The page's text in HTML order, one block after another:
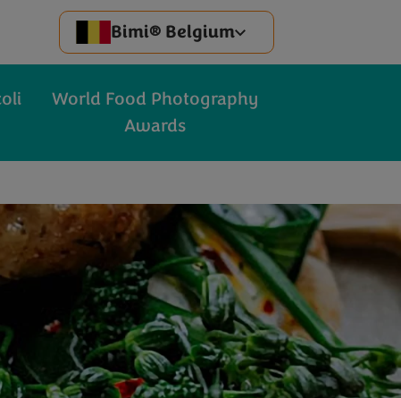
Bimi® Belgium
World Food Photography
Awards